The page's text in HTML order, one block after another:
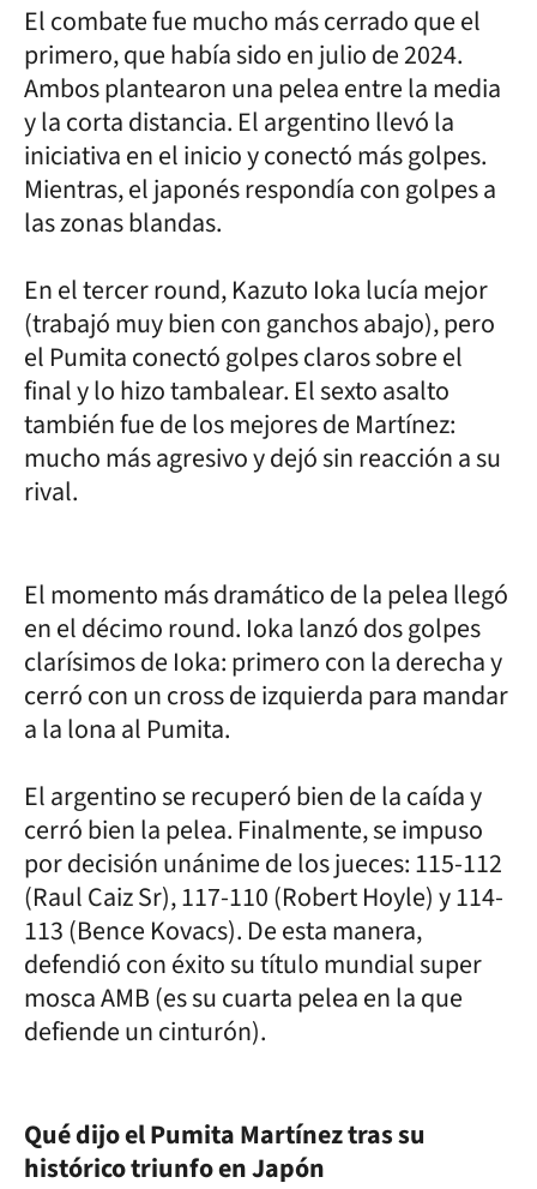
El combate fue mucho más cerrado que el
primero, que había sido en julio de 2024.
Ambos plantearon una pelea entre la media
y la corta distancia. El argentino llevó la
iniciativa en el inicio y conectó más golpes.
Mientras, el japonés respondía con golpes a
las zonas blandas.
En el tercer round, Kazuto Ioka lucía mejor
(trabajó muy bien con ganchos abajo), pero
el Pumita conectó golpes claros sobre el
final y lo hizo tambalear. El sexto asalto
también fue de los mejores de Martínez:
mucho más agresivo y dejó sin reacción a su
rival.
El momento más dramático de la pelea llegó
en el décimo round. Ioka lanzó dos golpes
clarísimos de Ioka: primero con la derecha y
cerró con un cross de izquierda para mandar
a la lona al Pumita.
El argentino se recuperó bien de la caída y
cerró bien la pelea. Finalmente, se impuso
por decisión unánime de los jueces: 115-112
(Raul Caiz Sr), 117-110 (Robert Hoyle) y 114-
113 (Bence Kovacs). De esta manera,
defendió con éxito su título mundial super
mosca AMB (es su cuarta pelea en la que
defiende un cinturón).
Qué dijo el Pumita Martínez tras su
histórico triunfo en Japón